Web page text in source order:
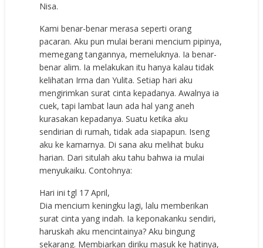
Nisa.
Kami benar-benar merasa seperti orang
pacaran. Aku pun mulai berani mencium pipinya,
memegang tangannya, memeluknya. Ia benar-
benar alim. Ia melakukan itu hanya kalau tidak
kelihatan Irma dan Yulita. Setiap hari aku
mengirimkan surat cinta kepadanya. Awalnya ia
cuek, tapi lambat laun ada hal yang aneh
kurasakan kepadanya. Suatu ketika aku
sendirian di rumah, tidak ada siapapun. Iseng
aku ke kamarnya. Di sana aku melihat buku
harian. Dari situlah aku tahu bahwa ia mulai
menyukaiku. Contohnya:
Hari ini tgl 17 April,
Dia mencium keningku lagi, lalu memberikan
surat cinta yang indah. Ia keponakanku sendiri,
haruskah aku mencintainya? Aku bingung
sekarang. Membiarkan diriku masuk ke hatinya,